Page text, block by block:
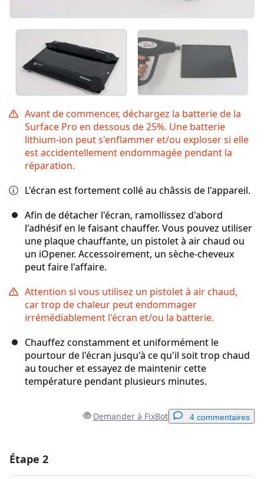
Avant de commencer, déchargez la batterie de la
Surface Pro en dessous de 25%. Une batterie
lithium-ion peut s'enflammer et/ou exploser si elle
est accidentellement endommagée pendant la
réparation.
L'écran est fortement collé au châssis de l'appareil.
Afin de détacher l'écran, ramollissez d'abord
l'adhésif en le faisant chauffer. Vous pouvez utiliser
une plaque chauffante, un pistolet à air chaud ou
un iOpener. Accessoirement, un sèche-cheveux
peut faire l'affaire.
Attention si vous utilisez un pistolet à air chaud,
car trop de chaleur peut endommager
irrémédiablement l'écran et/ou la batterie.
Chauffez constamment et uniformément le
pourtour de l'écran jusqu'à ce qu'il soit trop chaud
au toucher et essayez de maintenir cette
température pendant plusieurs minutes.
Demander à FixBot 4 commentaires
Étape 2